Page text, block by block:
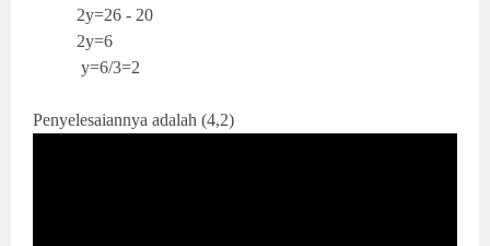
2y=26 - 20
2y=6
y=6/3=2
Penyelesaiannya adalah (4,2)